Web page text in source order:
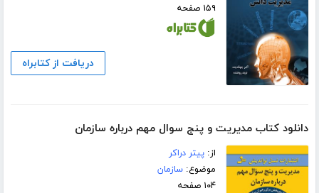
۱۵۹ صفحه
دریافت از کتابراه
دانلود کتاب مدیریت و پنج سوال مهم درباره سازمان
از:پیتر دراکر
موضوع:سازمان
۱۰۴ صفحه